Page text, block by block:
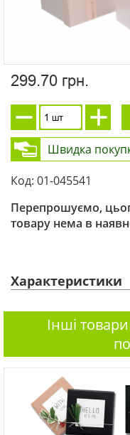
299.70 грн.
Швидка
Код: 01-045541
Перепрошуємо,
товару нема в
Характеристики
Інші